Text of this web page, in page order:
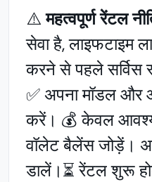
⚠️महत्वपूर्ण रेंटल
सेवा है, लाइफटाइम
करने से पहले
✅ अपना मॉडल और
करें। 💰 केवल
वॉलेट बैलेंस जोड़ें।
डालें।⏳ रेंटल शुरू